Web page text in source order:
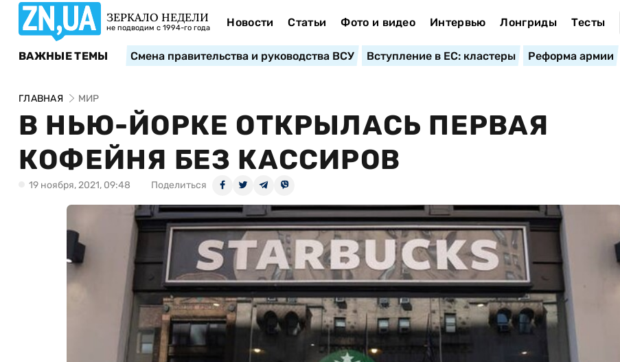
ЗЕРКАЛО НЕДЕЛИ
не подводим с 1994-го года Новости Статьи Фото и видео Интервью Лонгриды Тесты
ВАЖНЫЕ ТЕМЫ Смена правительства и руководства ВСУ Вступление в ЕС: кластеры Реформа армии
ГЛАВНАЯ МИР
В НЬЮ-ЙОРКЕ ОТКРЫЛАСЬ ПЕРВАЯ
КОФЕЙНЯ БЕЗ КАССИРОВ
19 ноября, 2021, 09:48 Поделиться